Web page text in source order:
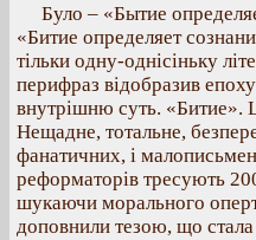
Було – «Бытие
«Битие определяет
тільки одну-однісіньку
перифраз відобразив
внутрішню суть. «Битие».
Нещадне, тотальне,
фанатичних, і
реформаторів тресують
шукаючи морального
доповнили тезою, що стала